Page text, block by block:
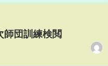
師団訓練検閲